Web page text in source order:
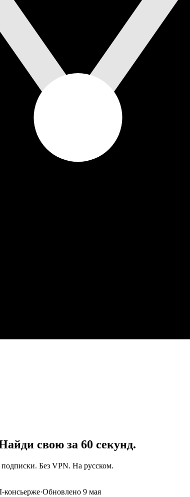
свою за 60 секунд.
подписки. Без VPN. На русском.
·Обновлено 9 мая